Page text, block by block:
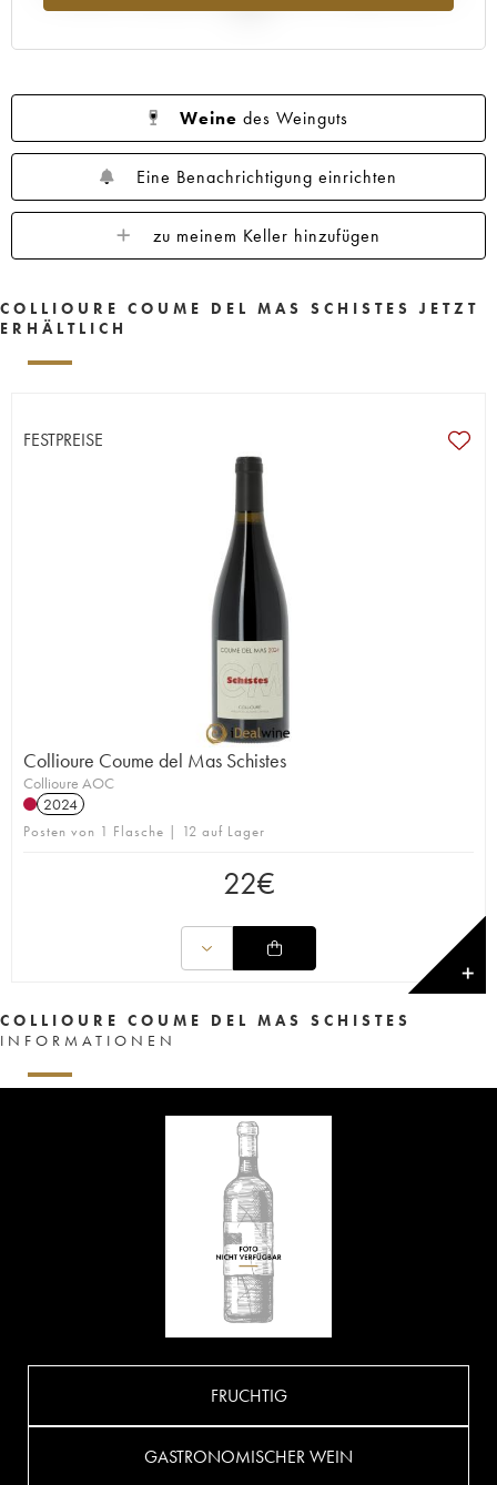
Weine des Weinguts
Eine Benachrichtigung einrichten
zu meinem Keller hinzufügen
COLLIOURE COUME DEL MAS SCHISTES JETZT
ERHÄLTLICH
FESTPREISE
Collioure Coume del Mas Schistes
Collioure AOC
2024
Posten von 1 Flasche | 12 auf Lager
22€
✕
COLLIOURE COUME DEL MAS SCHISTES
INFORMATIONEN
FRUCHTIG
GASTRONOMISCHER WEIN